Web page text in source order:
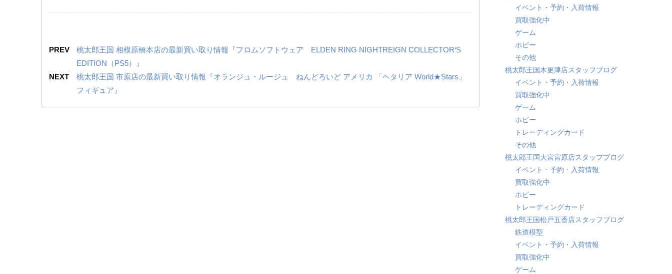
PREV
桃太郎王国 相模原橋本店の最新買い取り情報『フロムソフトウェア ELDEN ​RING ​NIGHTREIGN ​COLLECTOR‘S ​
EDITION（PS5）』
NEXT
桃太郎王国 市原店の最新買い取り情報『オランジュ・ルージュ ねんどろいど アメリカ 「ヘタリア World★Stars」
フィギュア』
イベント・予約・入荷情報
買取強化中
ゲーム
ホビー
その他
桃太郎王国木更津店スタッフブログ
イベント・予約・入荷情報
買取強化中
ゲーム
ホビー
トレーディングカード
その他
桃太郎王国大宮宮原店スタッフブログ
イベント・予約・入荷情報
買取強化中
ホビー
トレーディングカード
桃太郎王国松戸五香店スタッフブログ
鉄道模型
イベント・予約・入荷情報
買取強化中
ゲーム